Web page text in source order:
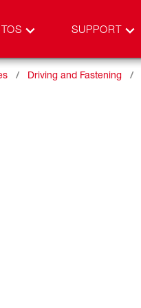
SUPPORT
Driving and Fastening